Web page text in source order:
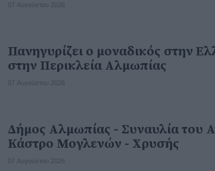
07 Αυγούστου 2026
Πανηγυρίζει ο μοναδικός στην
στην Περικλεία Αλμωπίας
07 Αυγούστου 2026
Δήμος Αλμωπίας - Συναυλία του
Κάστρο Μογλενών - Χρυσής
07 Αυγούστου 2026